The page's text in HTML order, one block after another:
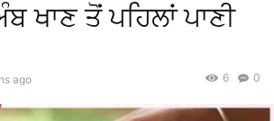
ਖਾਣ ਤੋਂ ਪਹਿਲਾਂ ਪਾਣੀ
ago 0
6